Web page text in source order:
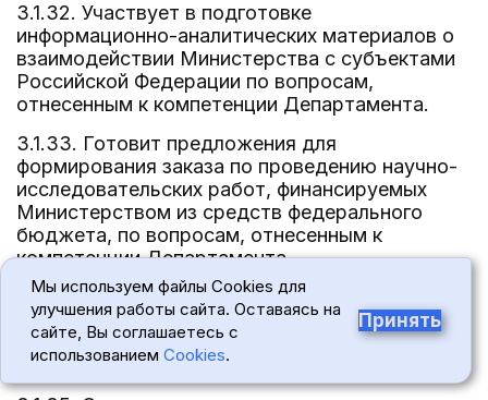
3.1.32. Участвует в подготовке
информационно-аналитических материалов о
взаимодействии Министерства с субъектами
Российской Федерации по вопросам,
отнесенным к компетенции Департамента.
3.1.33. Готовит предложения для
формирования заказа по проведению научно-
исследовательских работ, финансируемых
Министерством из средств федерального
бюджета, по вопросам, отнесенным к
компетенции Департамента.
3.1.34. Участвует в разработке предложений
по установлению регулируемых государством
тарифов на услуги железнодорожного
транспорта.
Мы используем файлы Cookies для
улучшения работы сайта. Оставаясь на
сайте, Вы соглашаетесь с
использованием Cookies.
Принять